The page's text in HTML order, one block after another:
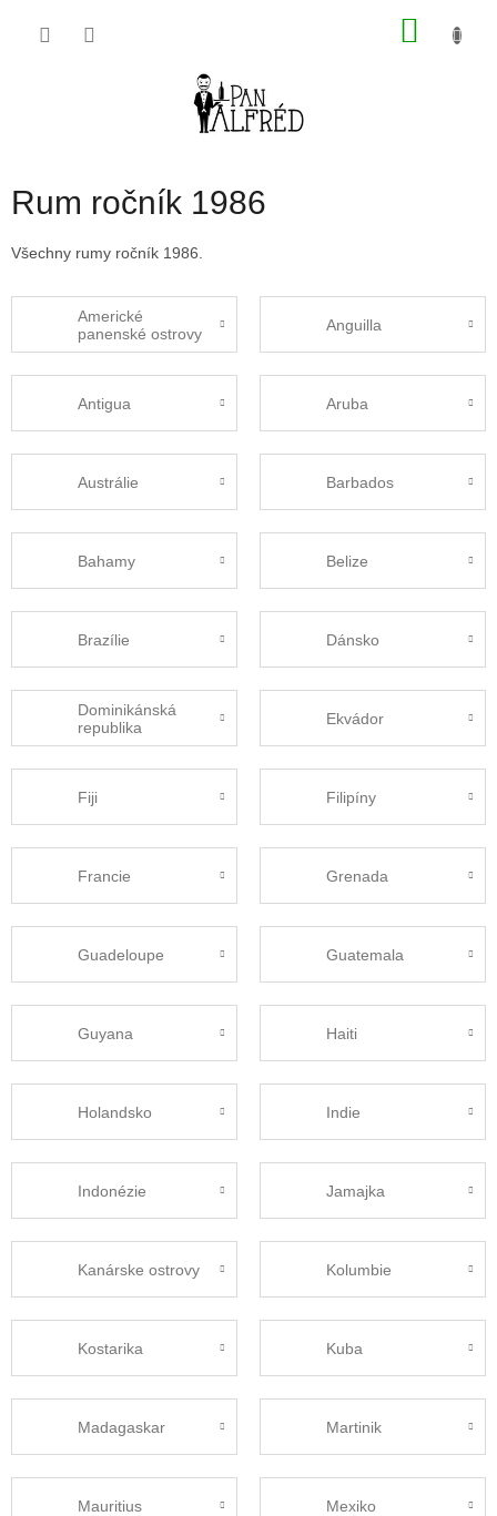
Rum ročník 1986
Všechny rumy ročník 1986.
Americké
panenské ostrovy
Anguilla
Antigua Aruba
Austrálie Barbados
Bahamy Belize
Brazílie Dánsko
Dominikánská
republika
Ekvádor
Fiji Filipíny
Francie Grenada
Guadeloupe Guatemala
Guyana Haiti
Holandsko Indie
Indonézie Jamajka
Kanárske ostrovy Kolumbie
Kostarika Kuba
Madagaskar Martinik
Mauritius Mexiko